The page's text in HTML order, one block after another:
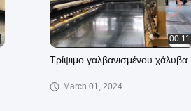
00:11
Τρίψιμο γαλβανισμένου χάλυβα
March 01, 2024